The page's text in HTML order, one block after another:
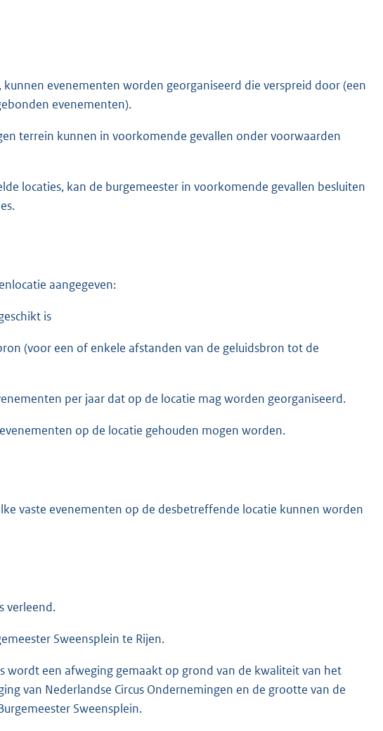
evenementen worden georganiseerd die verspreid door (een
evenementen).
terrein kunnen in voorkomende gevallen onder voorwaarden
locaties, kan de burgemeester in voorkomende gevallen besluiten
aangegeven:
is
(voor een of enkele afstanden van de geluidsbron tot de
per jaar dat op de locatie mag worden georganiseerd.
op de locatie gehouden mogen worden.
vaste evenementen op de desbetreffende locatie kunnen worden
verleend.
Sweensplein te Rijen.
wordt een afweging gemaakt op grond van de kwaliteit van het
van Nederlandse Circus Ondernemingen en de grootte van de
Sweensplein.